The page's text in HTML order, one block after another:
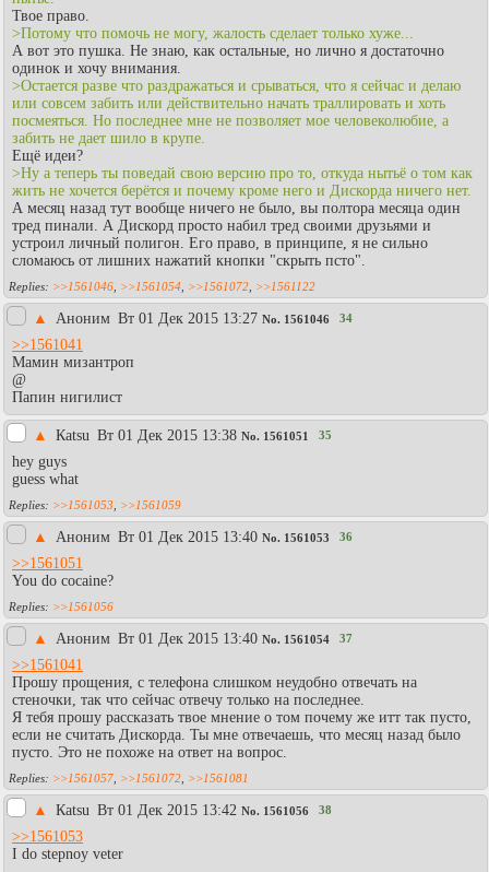
Твое право.
>Потому что помочь не могу, жалость сделает только хуже...
А вот это пушка. Не знаю, как остальные, но лично я достаточно
одинок и хочу внимания.
>Остается разве что раздражаться и срываться, что я сейчас и делаю
или совсем забить или действительно начать траллировать и хоть
посмеяться. Но последнее мне не позволяет мое человеколюбие, а
забить не дает шило в крупе.
Ещё идеи?
>Ну а теперь ты поведай свою версию про то, откуда нытьё о том как
жить не хочется берётся и почему кроме него и Дискорда ничего нет.
А месяц назад тут вообще ничего не было, вы полтора месяца один
тред пинали. А Дискорд просто набил тред своими друзьями и
устроил личный полигон. Его право, в принципе, я не сильно
сломаюсь от лишних нажатий кнопки "скрыть псто".
>>1561046 >>1561054 >>1561072 >>1561122
▲ Аноним Вт 01 Дек 2015 13:27 No. 1561046 34
>>1561041
Мамин мизантроп
@
Папин нигилист
▲ Каtsu Вт 01 Дек 2015 13:38 No. 1561051 35
hey guys
guess what
>>1561053 >>1561059
▲ Аноним Вт 01 Дек 2015 13:40 No. 1561053 36
>>1561051
You do cocaine?
>>1561056
▲ Аноним Вт 01 Дек 2015 13:40 No. 1561054 37
>>1561041
Прошу прощения, с телефона слишком неудобно отвечать на
стеночки, так что сейчас отвечу только на последнее.
Я тебя прошу рассказать твое мнение о том почему же итт так пусто,
если не считать Дискорда. Ты мне отвечаешь, что месяц назад было
пусто. Это не похоже на ответ на вопрос.
>>1561057 >>1561072 >>1561081
▲ Каtsu Вт 01 Дек 2015 13:42 No. 1561056 38
>>1561053
I do stepnoy veter